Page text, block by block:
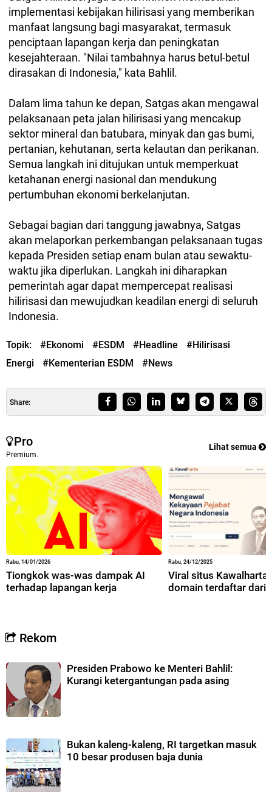
implementasi kebijakan hilirisasi yang memberikan
manfaat langsung bagi masyarakat, termasuk
penciptaan lapangan kerja dan peningkatan
kesejahteraan. "Nilai tambahnya harus betul-betul
dirasakan di Indonesia," kata Bahlil.
Dalam lima tahun ke depan, Satgas akan mengawal
pelaksanaan peta jalan hilirisasi yang mencakup
sektor mineral dan batubara, minyak dan gas bumi,
pertanian, kehutanan, serta kelautan dan perikanan.
Semua langkah ini ditujukan untuk memperkuat
ketahanan energi nasional dan mendukung
pertumbuhan ekonomi berkelanjutan.
Sebagai bagian dari tanggung jawabnya, Satgas
akan melaporkan perkembangan pelaksanaan tugas
kepada Presiden setiap enam bulan atau sewaktu-
waktu jika diperlukan. Langkah ini diharapkan
pemerintah agar dapat mempercepat realisasi
hilirisasi dan mewujudkan keadilan energi di seluruh
Indonesia.
Topik: #Ekonomi #ESDM #Headline
#Hilirisasi
Energi
#Kementerian ESDM #News
Share:
Pro
Premium.
Lihat semua
Rabu, 14/01/2026
Tiongkok was-was dampak AI
terhadap lapangan kerja
Rabu, 24/12/2025
Viral situs
domain terdaftar dari
Rekom
Presiden Prabowo ke Menteri Bahlil:
Kurangi ketergantungan pada asing
Bukan kaleng-kaleng, RI targetkan masuk
10 besar produsen baja dunia